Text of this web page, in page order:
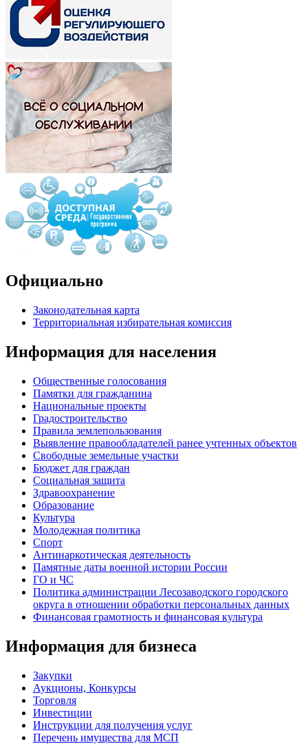
Официально
Законодательная карта
Территориальная избирательная комиссия
Информация для населения
Общественные голосования
Памятки для гражданина
Национальные проекты
Градостроительство
Правила землепользования
Выявление правообладателей ранее учтенных объектов
Свободные земельные участки
Бюджет для граждан
Социальная защита
Здравоохранение
Образование
Культура
Молодежная политика
Спорт
Антинаркотическая деятельность
Памятные даты военной истории России
ГО и ЧС
Политика администрации Лесозаводского городского
округа в отношении обработки персональных данных
Финансовая грамотность и финансовая культура
Информация для бизнеса
Закупки
Аукционы, Конкурсы
Торговля
Инвестиции
Инструкции для получения услуг
Перечень имущества для МСП